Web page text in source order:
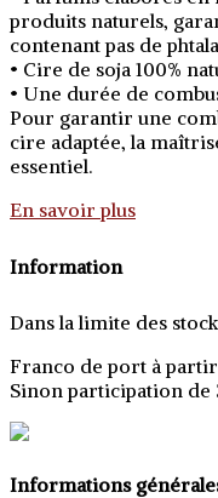
produits naturels,
contenant pas de
• Cire de soja 100%
• Une durée de
Pour garantir une
cire adaptée, la
essentiel.
En savoir plus
Information
Dans la limite des
Franco de port à
Sinon participation
Informations